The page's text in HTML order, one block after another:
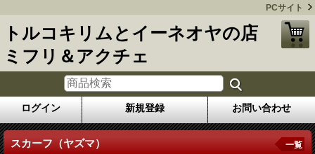
PCサイト
トルコキリムとイーネオヤの店
ミフリ＆アクチェ
ログイン 新規登録 お問い合わせ
スカーフ（ヤズマ） 一覧